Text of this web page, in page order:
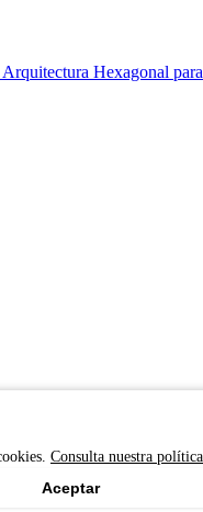
Hexagonal
Consulta nuestra
Aceptar